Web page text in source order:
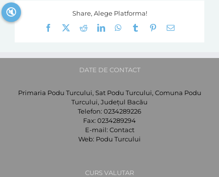
Share, Alege Platforma!
Facebook
RedditLinkedInWhatsApp
Tumblr Pinterest
E-
DATE DE CONTACT
Primaria Podu Turcului, Sat Podu Turcului, Comuna Podu
Turcului, Județul Bacău
Telefon: 0234289226
Fax: 0234289294
E-mail: Contact
Web: Podu Turcului
CURS VALUTAR
🔇